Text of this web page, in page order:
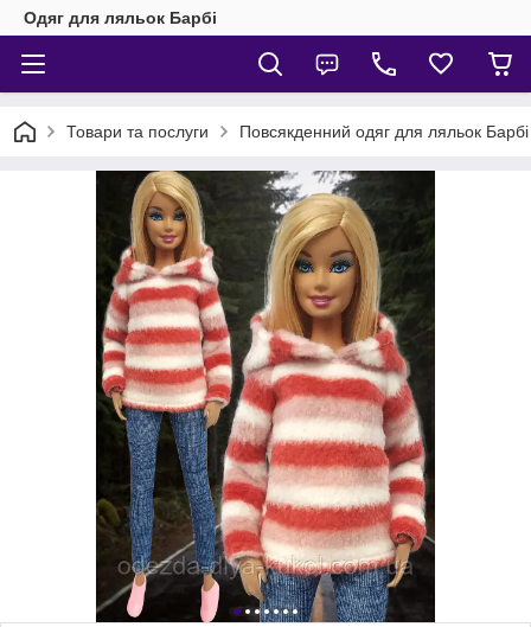
Одяг для ляльок Барбі
Товари та послуги Повсякденний одяг для ляльок Барбі